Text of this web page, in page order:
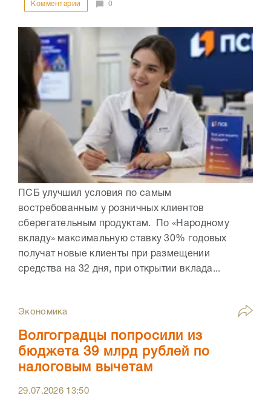
Комментарии 0
ПСБ улучшил условия по самым
востребованным у розничных клиентов
сберегательным продуктам. По «Народному
вкладу» максимальную ставку 30% годовых
получат новые клиенты при размещении
средства на 32 дня, при открытии вклада...
Экономика
Волгоградцы попросили из
бюджета 39 млрд рублей по
налоговым вычетам
29.07.2026 13:50